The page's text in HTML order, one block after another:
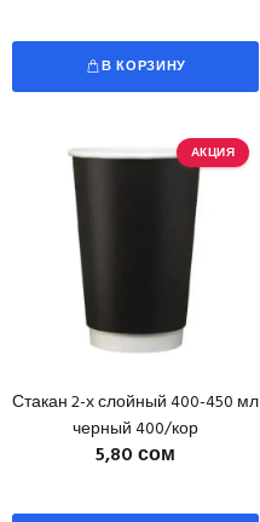
В КОРЗИНУ
АКЦИЯ
Стакан 2-х слойный 400-450 мл
черный 400/кор
5,80 сом